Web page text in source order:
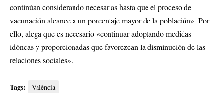
continúan considerando necesarias hasta que el proceso de
vacunación alcance a un porcentaje mayor de la población». Por
ello, alega que es necesario «continuar adoptando medidas
idóneas y proporcionadas que favorezcan la disminución de las
relaciones sociales».
Tags: València